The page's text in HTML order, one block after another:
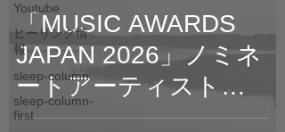
Youtube
ヒーリング情
報
sleep-column
sleep-column-
first
「MUSIC AWARDS
JAPAN 2026」ノミネ
ートアーティスト
Classy Moonが贈る。